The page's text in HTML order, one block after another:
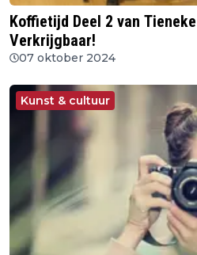
Koffietijd Deel 2 van
Verkrijgbaar!
07 oktober 2024
Kunst & cultuur